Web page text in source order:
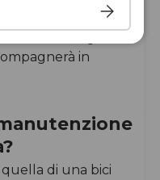
di vivere la
in
di una bici
Iscriviti